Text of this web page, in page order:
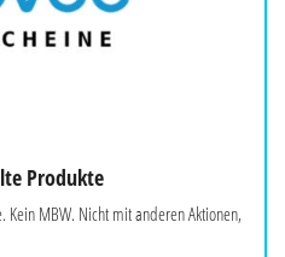
Produkte
Kein MBW. Nicht mit anderen Aktionen,